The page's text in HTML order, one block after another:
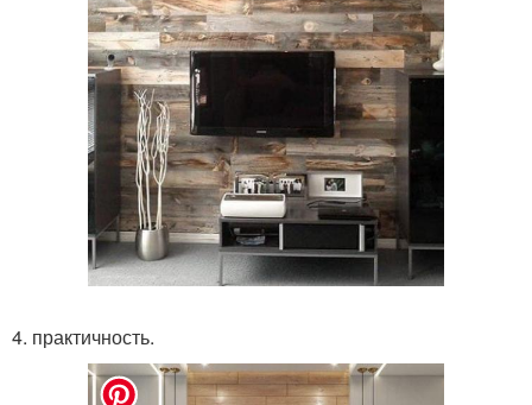
4. практичность.